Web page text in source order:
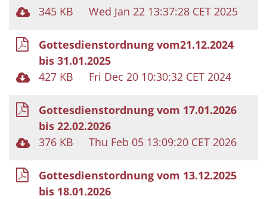
345 KB
Wed Jan 22 13:37:28 CET 2025
Gottesdienstordnung vom21.12.2024
bis 31.01.2025
427 KB
Fri Dec 20 10:30:32 CET 2024
Gottesdienstordnung vom 17.01.2026
bis 22.02.2026
376 KB
Thu Feb 05 13:09:20 CET 2026
Gottesdienstordnung vom 13.12.2025
bis 18.01.2026